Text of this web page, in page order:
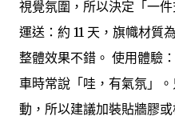
視覺氛圍，所以決定「一
運送：約 11 天，旗幟材質
整體效果不錯。 使用體驗
車時常說「哇，有氣氛」
動，所以建議加裝貼牆膠或